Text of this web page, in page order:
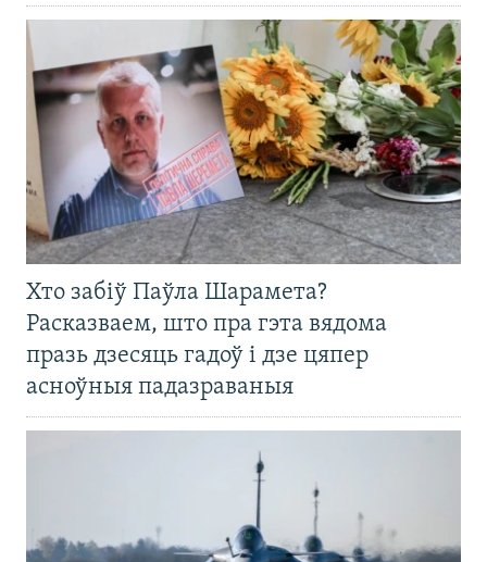
Хто забіў Паўла Шарамета?
Расказваем, што пра гэта вядома
празь дзесяць гадоў і дзе цяпер
асноўныя падазраваныя